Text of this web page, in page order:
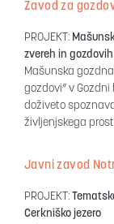
Zavod za
PROJEKT:
zvereh in
Mašunska
gozdovi” v
doživeto
življenjskega
Javni zavod
PROJEKT:
Cerkniško jezero